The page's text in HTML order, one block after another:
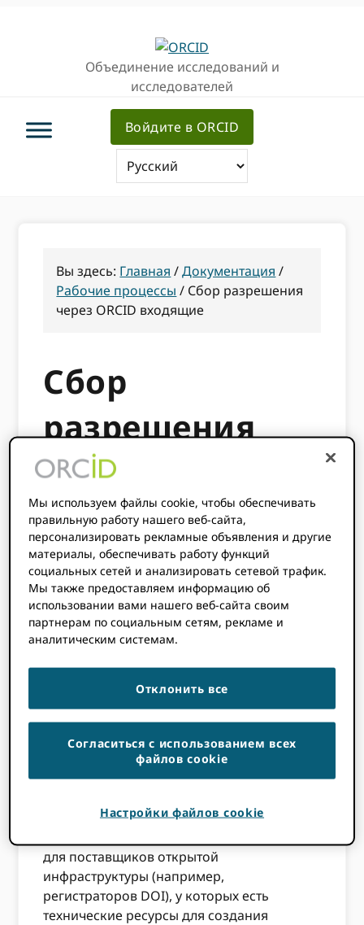
Объединение исследований и
исследователей
Войдите в ORCID
Вы здесь: Главная /Документация /
Рабочие процессы / Сбор разрешения
через ORCID входящие
Сбор
разрешения
через ORCID
входящие
Этот рабочий процесс объясняет, как
ORCID участники могут получить
разрешение от авторов на добавление
опубликованных работ в свои ORCID
Это отличный способ связаться с
авторами, чтобы получить разрешение на
добавление работ в список авторов.
ORCID запись с уведомлением,
добавляемым непосредственно в их
ORCID Входящие.
для поставщиков открытой
инфраструктуры (например,
регистраторов DOI), у которых есть
технические ресурсы для создания
Мы используем файлы cookie, чтобы обеспечивать
правильную работу нашего веб-сайта,
персонализировать рекламные объявления и другие
материалы, обеспечивать работу функций
социальных сетей и анализировать сетевой трафик.
Мы также предоставляем информацию об
использовании вами нашего веб-сайта своим
партнерам по социальным сетям, рекламе и
аналитическим системам.
Отклонить все
Согласиться с использованием всех
файлов cookie
Настройки файлов cookie